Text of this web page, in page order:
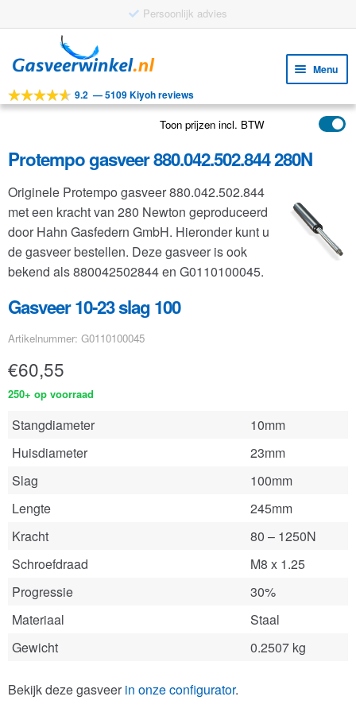
Gratis verzending vanaf €25
door
navigatie
naar
inhoud
Menu
Tools
Toepassingen
Klantenservice
FAQ
9.2 —5109 Kiyoh reviews
Toon prijzen incl. BTW
Protempo gasveer 880.042.502.844 280N
Originele Protempo gasveer 880.042.502.844
met een kracht van 280 Newton geproduceerd
door Hahn Gasfedern GmbH. Hieronder kunt u
de gasveer bestellen. Deze gasveer is ook
bekend als 880042502844 en G0110100045.
Gasveer 10-23 slag 100
Artikelnummer: G0110100045
€60,55
250+ op voorraad
Stangdiameter
10mm
Huisdiameter
23mm
Slag
100mm
Lengte
245mm
Kracht
80 – 1250N
Schroefdraad
M8 x 1.25
Progressie
30%
Materiaal
Staal
Gewicht
0.2507 kg
Bekijk deze gasveer in onze configurator.